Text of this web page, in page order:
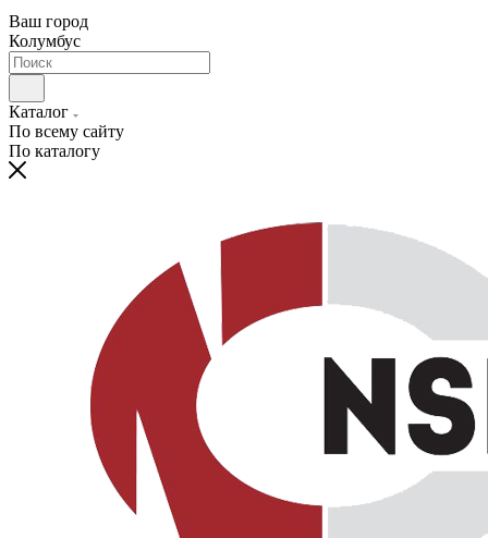
Ваш город
Колумбус
Каталог
По всему сайту
По каталогу